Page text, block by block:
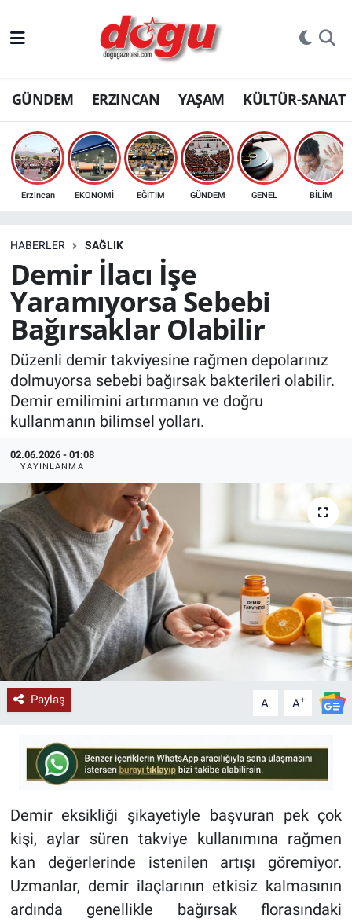
GÜNDEM ERZINCAN YAŞAM KÜLTÜR-SANAT
Erzincan EKONOMİ EĞİTİM GÜNDEM GENEL BİLİM
HABERLER SAĞLIK
Demir İlacı İşe
Yaramıyorsa Sebebi
Bağırsaklar Olabilir
Düzenli demir takviyesine rağmen depolarınız
dolmuyorsa sebebi bağırsak bakterileri olabilir.
Demir emilimini artırmanın ve doğru
kullanmanın bilimsel yolları.
02.06.2026 - 01:08
YAYINLANMA
Paylaş A- A+
Demir eksikliği şikayetiyle başvuran pek çok
kişi, aylar süren takviye kullanımına rağmen
kan değerlerinde istenilen artışı göremiyor.
Uzmanlar, demir ilaçlarının etkisiz kalmasının
ardında genellikle bağırsak florasındaki
ERZINCAN
GÜNDEM
ERZİNCAN FOTOĞRAFLARI
SAĞLIK
EKONOMİ
Bilim, teknoloji
GENEL
KÜLTÜR-SANAT
Yerel Haber
Politika
SPOR
YAŞAM
RESMİ İLAN